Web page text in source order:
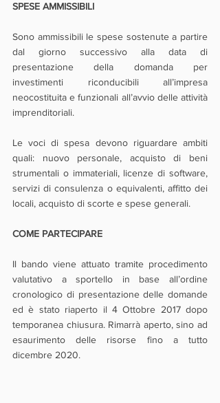
SPESE AMMISSIBILI
Sono ammissibili le spese sostenute a partire
dal giorno successivo alla data di
presentazione della domanda per
investimenti riconducibili all’impresa
neocostituita e funzionali all’avvio delle attività
imprenditoriali.
Le voci di spesa devono riguardare ambiti
quali: nuovo personale, acquisto di beni
strumentali o immateriali, licenze di software,
servizi di consulenza o equivalenti, affitto dei
locali, acquisto di scorte e spese generali.
COME PARTECIPARE
Il bando viene attuato tramite procedimento
valutativo a sportello in base all’ordine
cronologico di presentazione delle domande
ed è stato riaperto il 4 Ottobre 2017 dopo
temporanea chiusura. Rimarrà aperto, sino ad
esaurimento delle risorse fino a tutto
dicembre 2020.